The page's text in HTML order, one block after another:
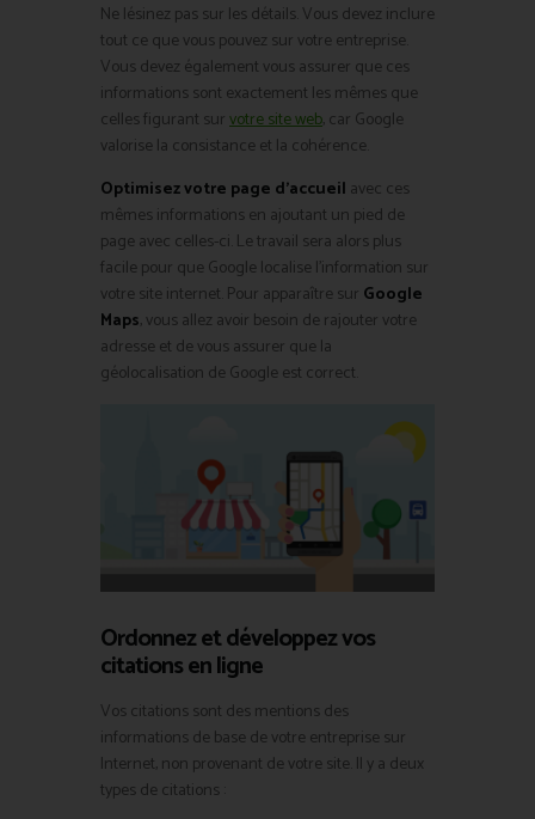
Ne lésinez pas sur les détails. Vous devez inclure
tout ce que vous pouvez sur votre entreprise.
Vous devez également vous assurer que ces
informations sont exactement les mêmes que
celles figurant survotre site web, car Google
valorise la consistance et la cohérence.
Optimisez votre page d’accueil avec ces
mêmes informations en ajoutant un pied de
page avec celles-ci. Le travail sera alors plus
facile pour que Google localise l’information sur
votre site internet. Pour apparaître sur Google
Maps, vous allez avoir besoin de rajouter votre
adresse et de vous assurer que la
géolocalisation de Google est correct.
Ordonnez et développez vos
citations en ligne
Vos citations sont des mentions des
informations de base de votre entreprise sur
Internet, non provenant de votre site. Il y a deux
types de citations :